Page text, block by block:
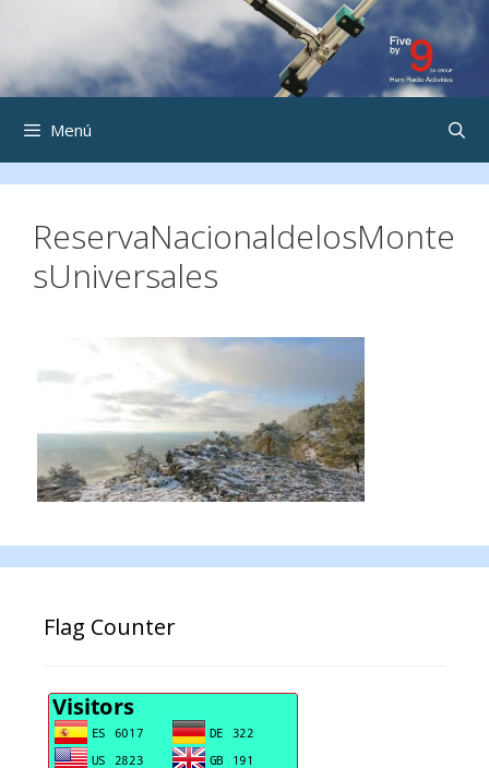
contenido
Menú
ReservaNacionaldelosMonte
sUniversales
Flag Counter